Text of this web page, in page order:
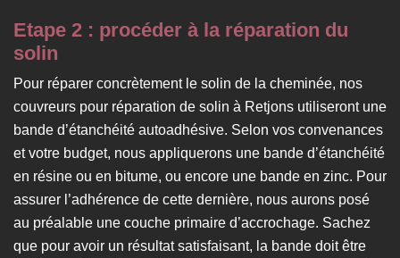
Etape 2 : procéder à la réparation du
solin
Pour réparer concrètement le solin de la cheminée, nos
couvreurs pour réparation de solin à Retjons utiliseront une
bande d’étanchéité autoadhésive. Selon vos convenances
et votre budget, nous appliquerons une bande d’étanchéité
en résine ou en bitume, ou encore une bande en zinc. Pour
assurer l’adhérence de cette dernière, nous aurons posé
au préalable une couche primaire d’accrochage. Sachez
que pour avoir un résultat satisfaisant, la bande doit être